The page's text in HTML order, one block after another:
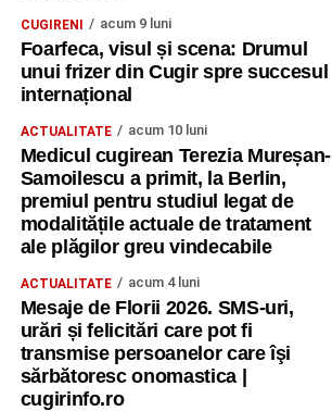
CUGIRENI acum 9 luni
Foarfeca, visul și scena: Drumul
unui frizer din Cugir spre succesul
internațional
ACTUALITATE acum 10 luni
Medicul cugirean Terezia Mureșan-
Samoilescu a primit, la Berlin,
premiul pentru studiul legat de
modalitățile actuale de tratament
ale plăgilor greu vindecabile
ACTUALITATE acum 4 luni
Mesaje de Florii 2026. SMS-uri,
urări și felicitări care pot fi
transmise persoanelor care îşi
sărbătoresc onomastica |
cugirinfo.ro